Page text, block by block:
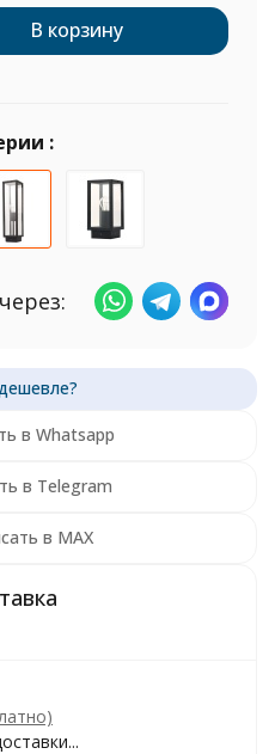
В корзину
:
в Whatsapp
в Telegram
в MAX